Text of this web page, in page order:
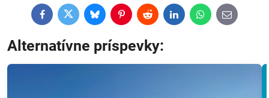
FacebookTwitterBlueskyPinterestReddit LinkedInWhatsApp
E-
mail
Alternatívne príspevky: